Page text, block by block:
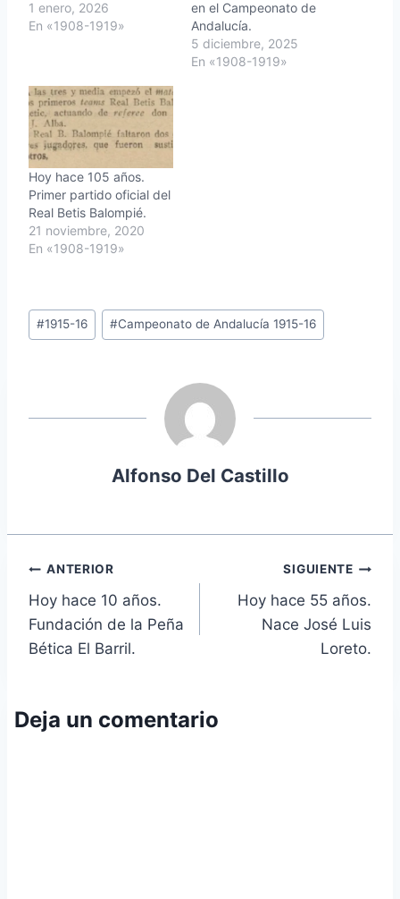
1 enero, 2026
En «1908-1919»
en el Campeonato de
Andalucía.
5 diciembre, 2025
En «1908-1919»
Hoy hace 105 años.
Primer partido oficial del
Real Betis Balompié.
21 noviembre, 2020
En «1908-1919»
Etiquetas
de
#1915-16 #Campeonato de Andalucía 1915-16
Alfonso Del Castillo
Navegación
de
entradas
ANTERIOR
Hoy hace 10 años.
Fundación de la Peña
Bética El Barril.
SIGUIENTE
Hoy hace 55 años.
Nace José Luis
Loreto.
Deja un comentario